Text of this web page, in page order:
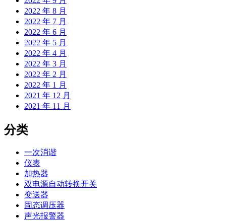
2022 年 8 月
2022 年 7 月
2022 年 6 月
2022 年 5 月
2022 年 4 月
2022 年 3 月
2022 年 2 月
2022 年 1 月
2021 年 12 月
2021 年 11 月
分类
一次消谐
仪表
加热器
双电源自动转换开关
变送器
固态调压器
声光报警器